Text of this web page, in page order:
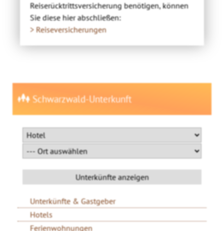
Reiserücktrittsversicherung benötigen, können
Sie diese hier abschließen:
> Reiseversicherungen
Schwarzwald-Unterkunft
Unterkünfte & Gastgeber
Hotels
Ferienwohnungen